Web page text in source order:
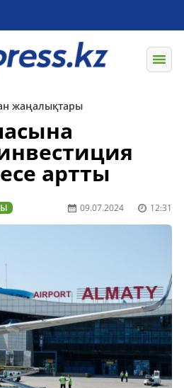
жаңалықтары
артты
09.07.2024 12:31